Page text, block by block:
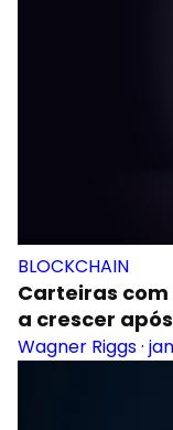
BLOCKCHAIN
Carteiras com
a crescer
Wagner Riggs·